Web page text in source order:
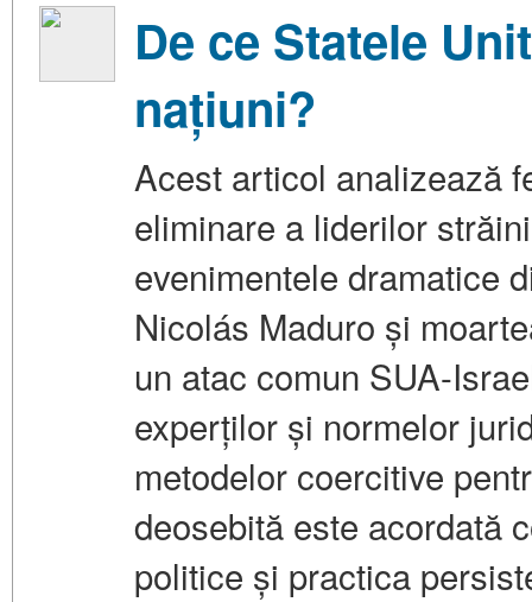
De ce Statele
națiuni?
Acest articol analizează
eliminare a liderilor
evenimentele dramatice
Nicolás Maduro și
un atac comun SUA-
experților și normelor
metodelor coercitive
deosebită este acordată
politice și practica